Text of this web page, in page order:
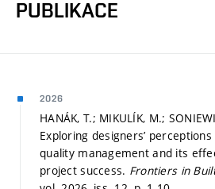
PUBLIKACE
2026
HANÁK, T.; MIKULÍK, M.;
Exploring designers’
quality management and its
project success. Frontiers in